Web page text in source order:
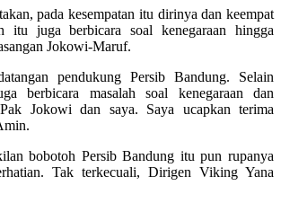
pada kesempatan itu dirinya dan keempat
itu juga berbicara soal kenegaraan hingga
Jokowi-Maruf.
pendukung Persib Bandung. Selain
berbicara masalah soal kenegaraan dan
Jokowi dan saya. Saya ucapkan terima
bobotoh Persib Bandung itu pun rupanya
Tak terkecuali, Dirigen Viking Yana